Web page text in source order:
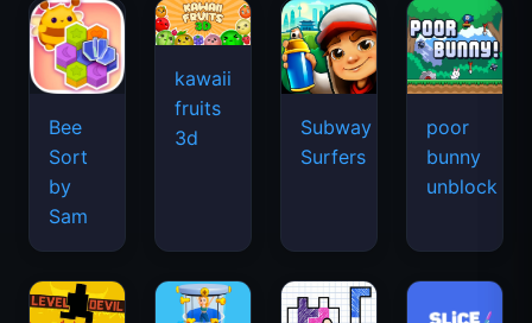
Bee
Sort
by
Sam
kawaii
fruits
3d
Subway
Surfers
poor
bunny
unblock